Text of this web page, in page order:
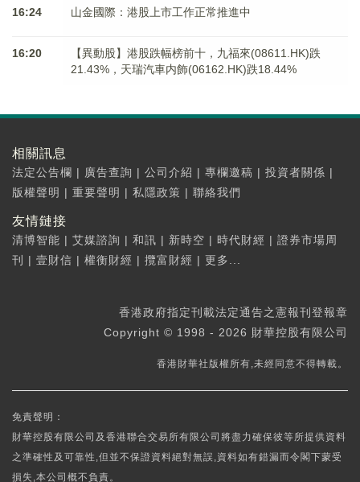
16:24 山金國際：港股上市工作正常推進中
16:20
【異動股】港股跌幅榜前十，九福來(08611.HK)跌
21.43%，天瑞汽車内飾(06162.HK)跌18.44%
相關訊息
法定公告欄 | 廣告查詢 | 公司介紹 | 專欄邀稿 | 投資者關係 |
版權聲明 | 重要聲明 | 私隱政策 | 聯絡我們
友情鏈接
清博智能 | 艾媒諮詢 | 和訊 | 新時空 | 時代財經 | 證券市場周
刊
| 壹財信 | 權衡財經 | 攬富財經 | 更多...
香港政府指定刊載法定通告之憲報刊登報章
Copyright © 1998 - 2026 財華控股有限公司
香港財華社版權所有,未經同意不得轉載。
免責聲明：
財華控股有限公司及香港聯合交易所有限公司將盡力確保彼等所提供資料
之準確性及可靠性,但並不保證資料絕對無誤,資料如有錯漏而令閣下蒙受
損失,本公司概不負責。